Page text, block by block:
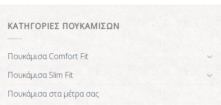
ΚΑΤΗΓΟΡΙΕΣ ΠΟΥΚΑΜΙΣΩΝ
Πουκάμισα Comfort Fit
Πουκάμισα Slim Fit
Πουκάμισα στα μέτρα σας